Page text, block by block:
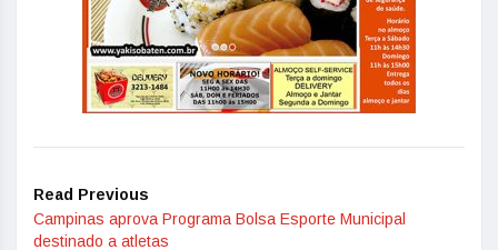
Read Previous
Campinas aprova Programa Bolsa Esporte Municipal
destinado a atletas